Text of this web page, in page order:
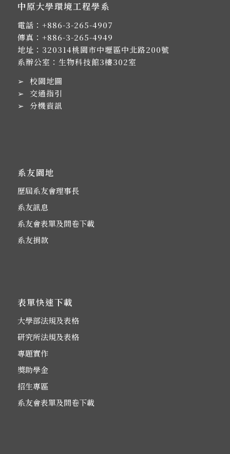
中原大學環境工程學系
電話： +886-3-265-4907
傳真：+886-3-265-4949
地址： 320314桃園市中壢區中北路200號
系辦公室：生物科技館3樓302室
➢ 校園地圖
➢ 交通指引
➢ 分機資訊
系友園地
歷屆系友會理事長
系友訊息
系友會表單及問卷下載
系友捐款
表單快速下載
大學部法規及表格
研究所法規及表格
專題實作
獎助學金
招生專區
系友會表單及問卷下載